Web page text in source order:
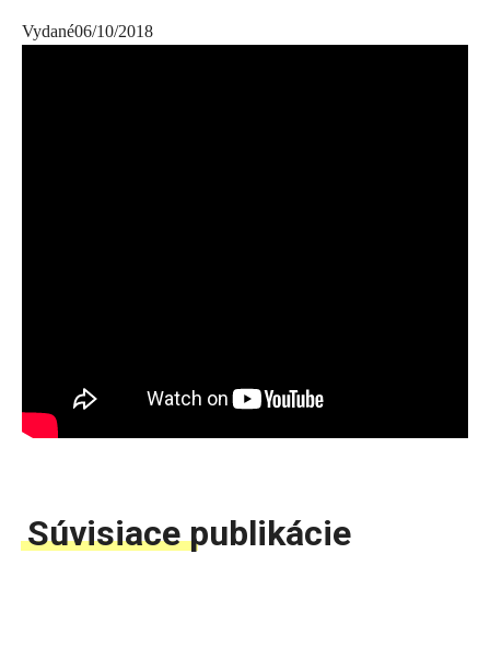
Vydané06/10/2018
Súvisiace publikácie